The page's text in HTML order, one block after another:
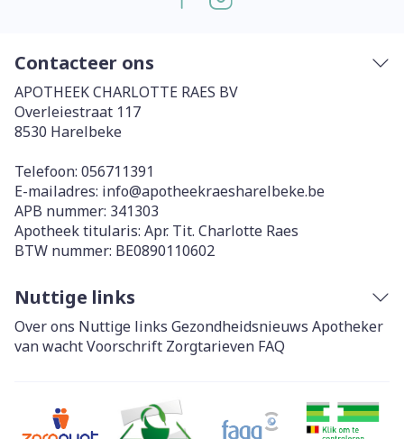
Contacteer ons
APOTHEEK CHARLOTTE RAES BV
Overleiestraat 117
8530 Harelbeke
Telefoon: 056711391
E-mailadres: info@apotheekraesharelbeke.be
APB nummer: 341303
Apotheek titularis: Apr. Tit. Charlotte Raes
BTW nummer: BE0890110602
Nuttige links
Over ons Nuttige links Gezondheidsnieuws Apotheker
van wachtVoorschrift Zorgtarieven FAQ